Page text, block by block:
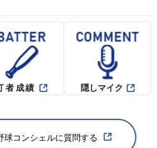
者成績 隠しマイク
球コンシェルに質問する